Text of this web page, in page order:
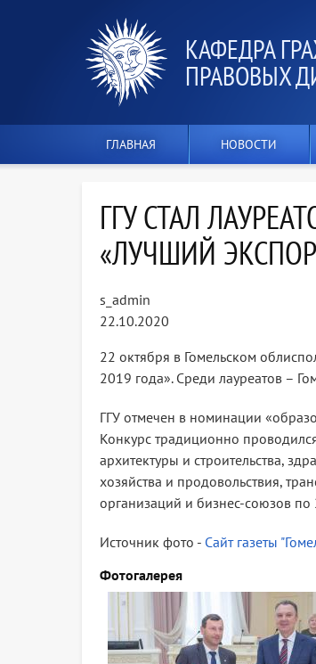
КАФЕДРА
ПРАВОВЫХ
ГЛАВНАЯ НОВОСТИ
ГГУ СТАЛ
«ЛУЧШИЙ
s_admin
22.10.2020
22 октября в Гомельском
2019 года». Среди лауреатов –
ГГУ отмечен в номинации
Конкурс традиционно
архитектуры и строительства,
хозяйства и продовольствия,
организаций и бизнес-союзов
Источник фото - Сайт газеты
Фотогалерея